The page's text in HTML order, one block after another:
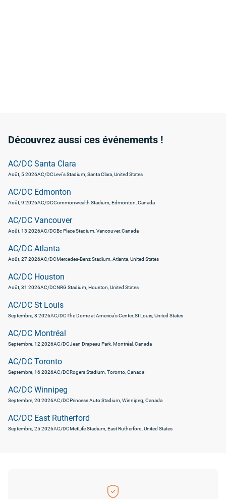
Découvrez aussi ces événements !
AC/DC Santa Clara
Août, 5 2026AC/DCLevi's Stadium, Santa Clara, United States
AC/DC Edmonton
Août, 9 2026AC/DCCommonwealth Stadium, Edmonton, Canada
AC/DC Vancouver
Août, 13 2026AC/DCBc Place Stadium, Vancouver, Canada
AC/DC Atlanta
Août, 27 2026AC/DCMercedes-Benz Stadium, Atlanta, United States
AC/DC Houston
Août, 31 2026AC/DCNRG Stadium, Houston, United States
AC/DC St Louis
Septembre, 8 2026AC/DCThe Dome at America's Center, St Louis, United States
AC/DC Montréal
Septembre, 12 2026AC/DCJean Drapeau Park, Montréal, Canada
AC/DC Toronto
Septembre, 16 2026AC/DCRogers Stadium, Toronto, Canada
AC/DC Winnipeg
Septembre, 20 2026AC/DCPrincess Auto Stadium, Winnipeg, Canada
AC/DC East Rutherford
Septembre, 25 2026AC/DCMetLife Stadium, East Rutherford, United States